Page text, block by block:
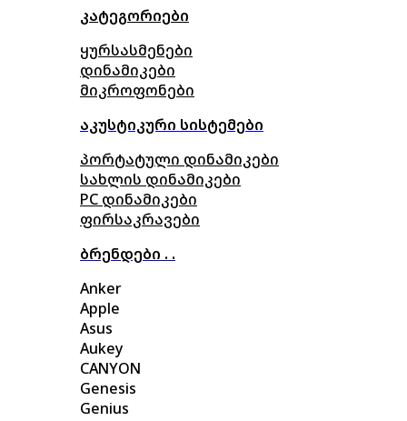
კატეგორიები
ყურსასმენები
დინამიკები
მიკროფონები
აკუსტიკური სისტემები
პორტატული დინამიკები
სახლის დინამიკები
PC დინამიკები
ფირსაკრავები
ბრენდები . .
Anker
Apple
Asus
Aukey
CANYON
Genesis
Genius